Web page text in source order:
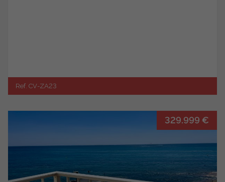
Ref. CV-ZA23
329.999 €